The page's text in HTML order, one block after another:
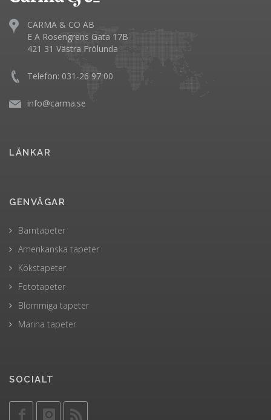
CARMA & CO AB
E A Rosengrens Gata 17B
421 31 Västra Frölunda
Telefon: 031-26 97 00
info@carma.se
LÄNKAR
GENVÄGAR
Barntapeter
Amerikanska tapeter
Kökstapeter
Fototapeter
Blommiga tapeter
Marina tapeter
SOCIALT